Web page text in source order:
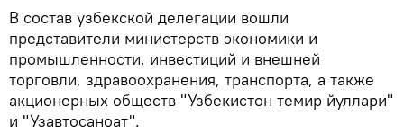
В состав узбекской делегации вошли
представители министерств экономики и
промышленности, инвестиций и внешней
торговли, здравоохранения, транспорта, а также
акционерных обществ "Узбекистон темир йуллари"
и "Узавтосаноат".